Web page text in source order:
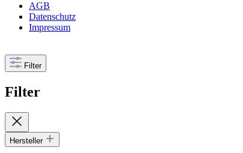
AGB
Datenschutz
Impressum
Filter
Filter
Hersteller